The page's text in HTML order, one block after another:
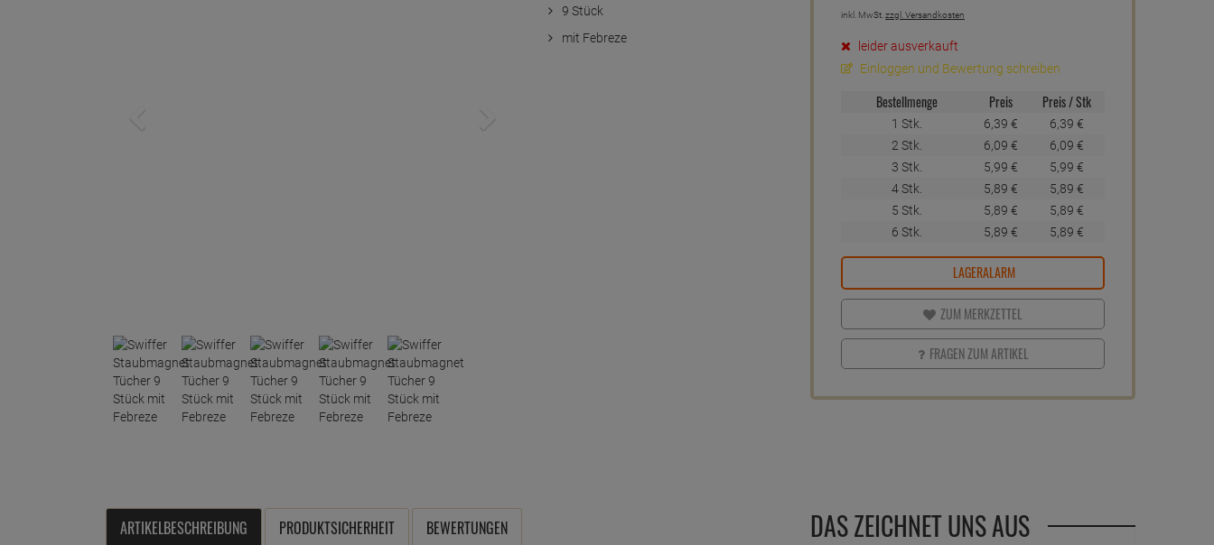
9 Stück
mit Febreze
inkl. MwSt. zzgl. Versandkosten
leider ausverkauft
Einloggen und Bewertung schreiben
Bestellmenge Preis Preis / Stk
1 Stk. 6,39 € 6,39 €
2 Stk.
6,09 € 6,09 €
3 Stk.
5,99 € 5,99 €
4 Stk.
5,89 € 5,89 €
5 Stk.
5,89 € 5,89 €
6 Stk.
5,89 € 5,89 €
LAGERALARM
ZUM MERKZETTEL
FRAGEN ZUM ARTIKEL
DAS ZEICHNET UNS AUS
ARTIKELBESCHREIBUNG PRODUKTSICHERHEIT BEWERTUNGEN